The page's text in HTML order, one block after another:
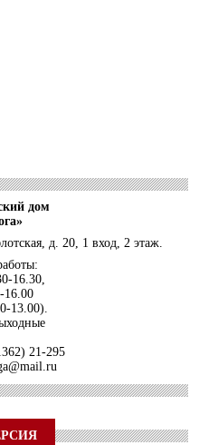
район
слёт
сборной
...
город чище, а
дом
д. 20, 1 вход, 2 этаж.
16.30,
16.00
13.00).
21-295